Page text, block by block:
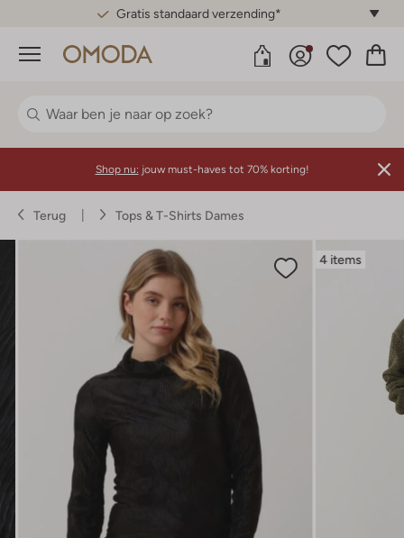
Gratis standaard verzending*
Menu
Shop nu: jouw must-haves tot 70% korting!
Terug Tops & T-Shirts Dames
4 items